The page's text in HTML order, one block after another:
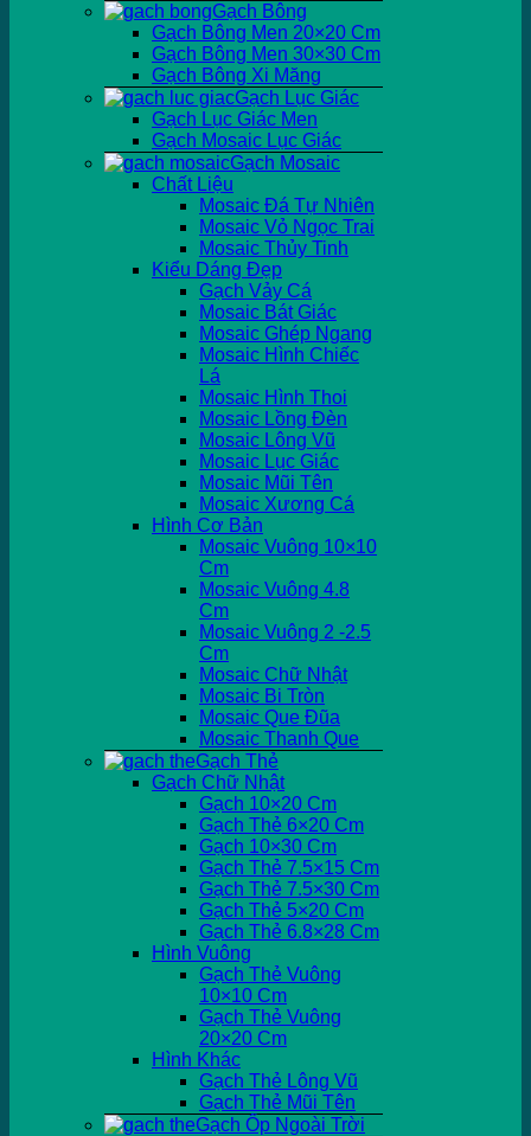
Gạch Bông
Gạch Bông Men 20×20 Cm
Gạch Bông Men 30×30 Cm
Gạch Bông Xi Măng
Gạch Lục Giác
Gạch Lục Giác Men
Gạch Mosaic Lục Giác
Gạch Mosaic
Chất Liệu
Mosaic Đá Tự Nhiên
Mosaic Vỏ Ngọc Trai
Mosaic Thủy Tinh
Kiểu Dáng Đẹp
Gạch Vảy Cá
Mosaic Bát Giác
Mosaic Ghép Ngang
Mosaic Hình Chiếc
Lá
Mosaic Hình Thoi
Mosaic Lồng Đèn
Mosaic Lông Vũ
Mosaic Lục Giác
Mosaic Mũi Tên
Mosaic Xương Cá
Hình Cơ Bản
Mosaic Vuông 10×10
Cm
Mosaic Vuông 4.8
Cm
Mosaic Vuông 2 -2.5
Cm
Mosaic Chữ Nhật
Mosaic Bi Tròn
Mosaic Que Đũa
Mosaic Thanh Que
Gạch Thẻ
Gạch Chữ Nhật
Gạch 10×20 Cm
Gạch Thẻ 6×20 Cm
Gạch 10×30 Cm
Gạch Thẻ 7.5×15 Cm
Gạch Thẻ 7.5×30 Cm
Gạch Thẻ 5×20 Cm
Gạch Thẻ 6.8×28 Cm
Hình Vuông
Gạch Thẻ Vuông
10×10 Cm
Gạch Thẻ Vuông
20×20 Cm
Hình Khác
Gạch Thẻ Lông Vũ
Gạch Thẻ Mũi Tên
Gạch Ốp Ngoài Trời